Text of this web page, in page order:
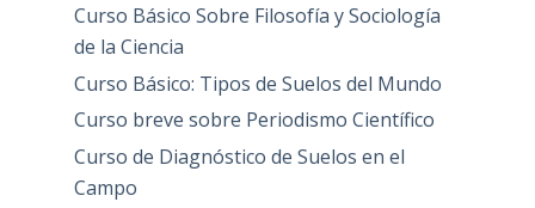
Curso Básico Sobre Filosofía y Sociología
de la Ciencia
Curso Básico: Tipos de Suelos del Mundo
Curso breve sobre Periodismo Científico
Curso de Diagnóstico de Suelos en el
Campo